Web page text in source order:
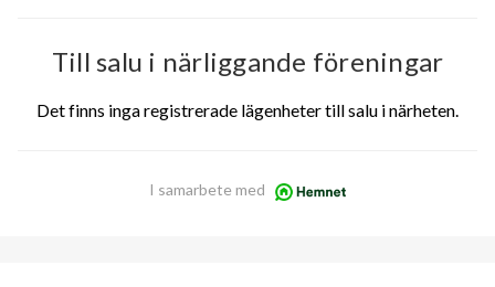
Till salu i närliggande föreningar
Det finns inga registrerade lägenheter till salu i närheten.
I samarbete med